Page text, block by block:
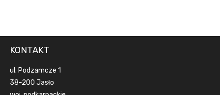
KONTAKT
ul. Podzamcze 1
38-200 Jasło